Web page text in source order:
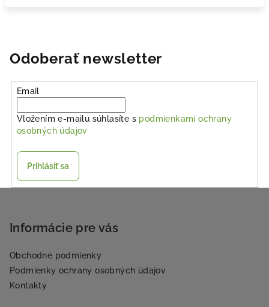
Odoberať newsletter
Email
Vložením e-mailu súhlasíte s podmienkami ochrany
osobných údajov
Prihlásiť sa
Informácie pre vás
Obchodné podmienky
Podmienky ochrany osobných údajov
Kontakty